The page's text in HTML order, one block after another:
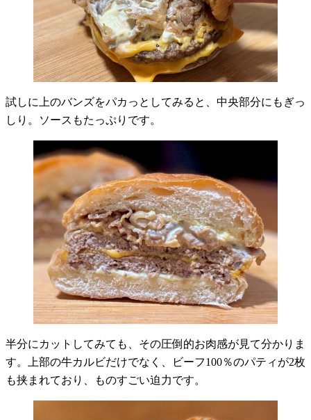
試しに上のバンズをパカっとしてみると、中央部分にもぎっ
しり。ソースもたっぷりです。
半分にカットしてみても、その圧倒的お肉感が見て分かりま
す。上部の牛カルビだけでなく、ビーフ100％のパティが2枚
も挟まれており、ものすごい迫力です。